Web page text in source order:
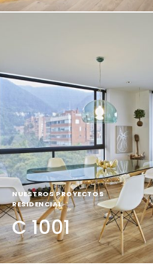
NUESTROS PROYECTOS|
RESIDENCIAL
C 1001